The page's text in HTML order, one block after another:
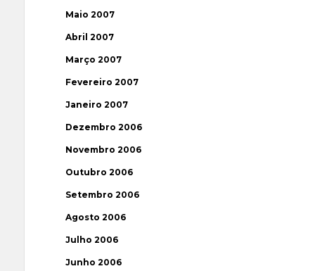
Maio 2007
Abril 2007
Março 2007
Fevereiro 2007
Janeiro 2007
Dezembro 2006
Novembro 2006
Outubro 2006
Setembro 2006
Agosto 2006
Julho 2006
Junho 2006